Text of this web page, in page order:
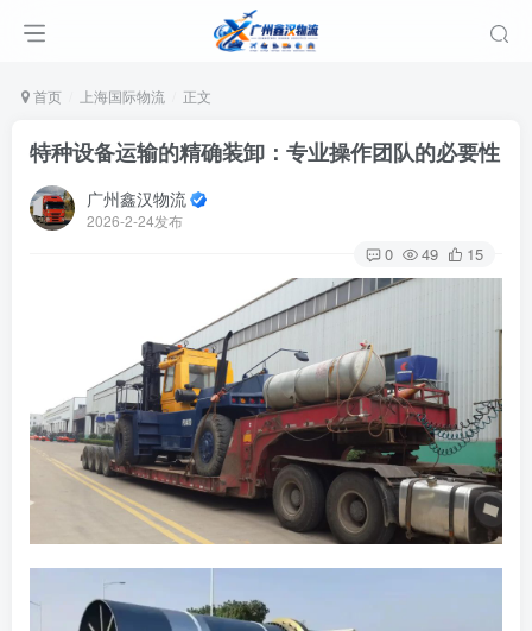
首页 上海国际物流 正文
特种设备运输的精确装卸：专业操作团队的必要性
广州鑫汉物流
2026-2-24发布
0 49 15